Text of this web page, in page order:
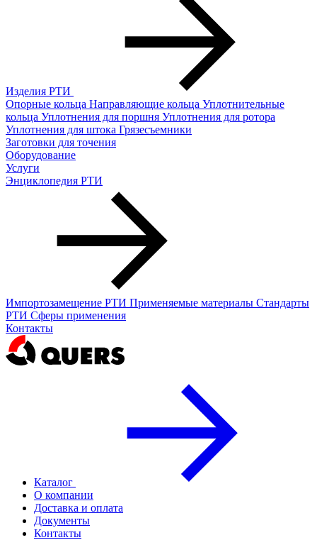
Изделия РТИ
Опорные кольца Направляющие кольца Уплотнительные
кольца Уплотнения для поршня Уплотнения для ротора
Уплотнения для штока Грязесъемники
Заготовки для точения
Оборудование
Услуги
Энциклопедия РТИ
Импортозамещение РТИ Применяемые материалы Стандарты
РТИ Сферы применения
Контакты
Каталог
О компании
Доставка и оплата
Документы
Контакты